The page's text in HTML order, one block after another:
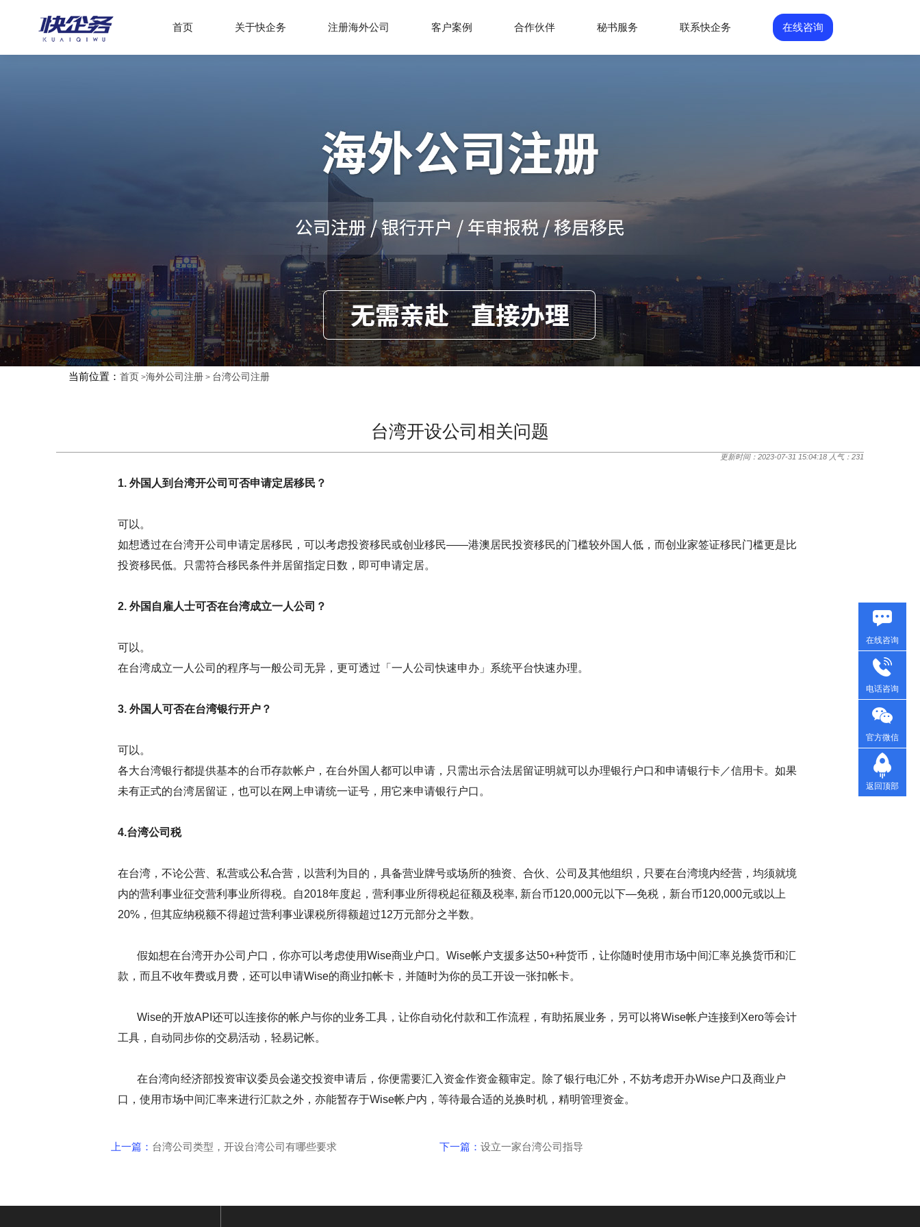
首页 关于快企务 注册海外公司 客户案例 合作伙伴 秘书服务 联系快企务 在线咨询
当前位置： 首页 >海外公司注册 > 台湾公司注册
台湾开设公司相关问题
更新时间：2023-07-31 15:04:18 人气： 231
1. 外国人到台湾开公司可否申请定居移民？
可以。
如想透过在台湾开公司申请定居移民，可以考虑投资移民或创业移民——港澳居民投资移民的门槛较外国人低，而创业家签证移民门槛更是比
投资移民低。只需符合移民条件并居留指定日数，即可申请定居。
2. 外国自雇人士可否在台湾成立一人公司？
可以。
在台湾成立一人公司的程序与一般公司无异，更可透过「一人公司快速申办」系统平台快速办理。
3. 外国人可否在台湾银行开户？
可以。
各大台湾银行都提供基本的台币存款帐户，在台外国人都可以申请，只需出示合法居留证明就可以办理银行户口和申请银行卡／信用卡。如果
未有正式的台湾居留证，也可以在网上申请统一证号，用它来申请银行户口。
4.台湾公司税
在台湾，不论公营、私营或公私合营，以营利为目的，具备营业牌号或场所的独资、合伙、公司及其他组织，只要在台湾境内经营，均须就境
内的营利事业征交营利事业所得税。自2018年度起，营利事业所得税起征额及税率, 新台币120,000元以下—免税，新台币120,000元或以上
20%，但其应纳税额不得超过营利事业课税所得额超过12万元部分之半数。
假如想在台湾开办公司户口，你亦可以考虑使用Wise商业户口。Wise帐户支援多达50+种货币，让你随时使用市场中间汇率兑换货币和汇
款，而且不收年费或月费，还可以申请Wise的商业扣帐卡，并随时为你的员工开设一张扣帐卡。
Wise的开放API还可以连接你的帐户与你的业务工具，让你自动化付款和工作流程，有助拓展业务，另可以将Wise帐户连接到Xero等会计
工具，自动同步你的交易活动，轻易记帐。
在台湾向经济部投资审议委员会递交投资申请后，你便需要汇入资金作资金额审定。除了银行电汇外，不妨考虑开办Wise户口及商业户
口，使用市场中间汇率来进行汇款之外，亦能暂存于Wise帐户内，等待最合适的兑换时机，精明管理资金。
上一篇： 台湾公司类型，开设台湾公司有哪些要求 下一篇： 设立一家台湾公司指导
在线咨询
电话咨询
官方微信
返回顶部